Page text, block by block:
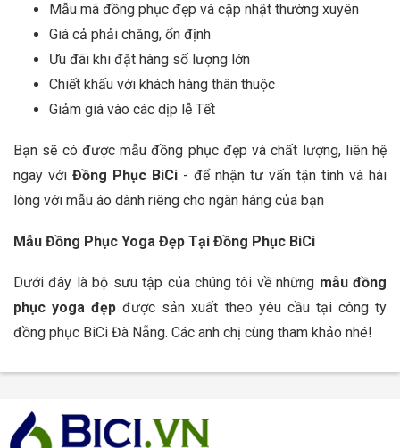
Mẫu mã đồng phục đẹp và cập nhật thường xuyên
Giá cả phải chăng, ổn định
Ưu đãi khi đặt hàng số lượng lớn
Chiết khấu với khách hàng thân thuộc
Giảm giá vào các dịp lễ Tết
Bạn sẽ có được mẫu đồng phục đẹp và chất lượng, liên hệ
ngay với Đồng Phục BiCi - để nhận tư vấn tận tình và hài
lòng với mẫu áo dành riêng cho ngân hàng của bạn
Mẫu Đồng Phục Yoga Đẹp Tại Đồng Phục BiCi
Dưới đây là bộ sưu tập của chúng tôi về những mẫu đồng
phục yoga đẹp được sản xuất theo yêu cầu tại công ty
đồng phục BiCi Đà Nẵng. Các anh chị cùng tham khảo nhé!